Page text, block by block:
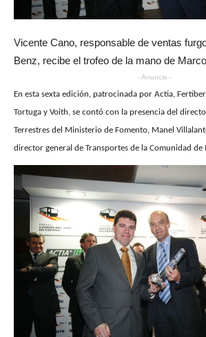
Vicente Cano, responsable de ventas
Benz, recibe el trofeo de la mano de
- Anuncio -
En esta sexta edición, patrocinada por Actia,
Tortuga y Voith, se contó con la presencia del
Terrestres del Ministerio de Fomento, Manel
director general de Transportes de la Comunidad de